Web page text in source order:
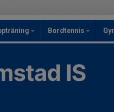
Bordtennis
IS